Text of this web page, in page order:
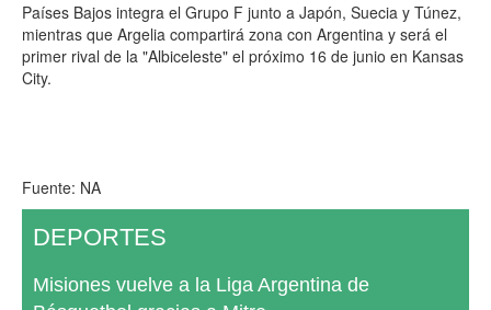
Países Bajos integra el Grupo F junto a Japón, Suecia y Túnez,
mientras que Argelia compartirá zona con Argentina y será el
primer rival de la "Albiceleste" el próximo 16 de junio en Kansas
City.
Fuente: NA
DEPORTES
Misiones vuelve a la Liga Argentina de